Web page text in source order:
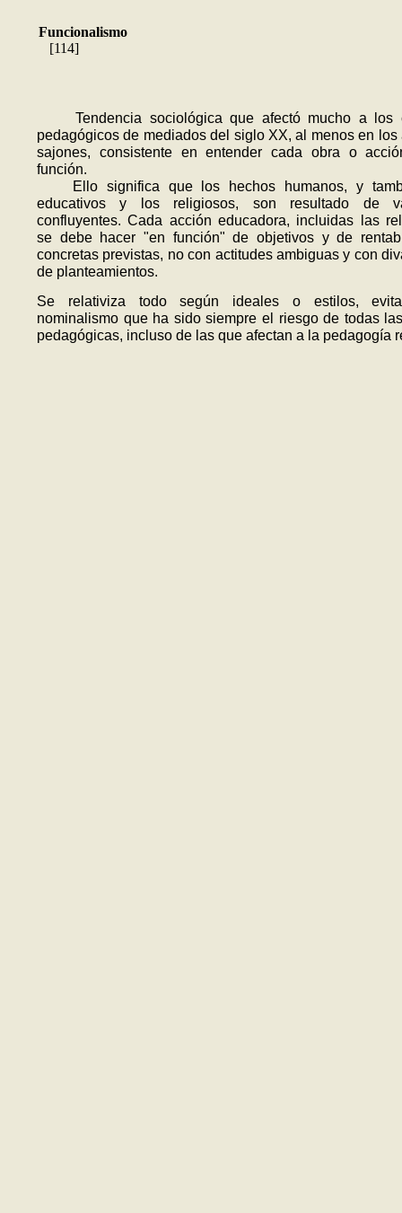
Funcionalismo
[114]
Tendencia sociológica que afectó mucho a los
pedagógicos de mediados del siglo XX, al menos en los
sajones, consistente en entender cada obra o
función.
Ello significa que los hechos humanos, y
educativos y los reli­giosos, son resultado de
confluyentes. Cada acción educadora, incluidas las
se debe hacer "en función" de objetivos y de
concretas previstas, no con actitu­des ambiguas y con
de planteamientos.
Se relativiza todo según ideales o estilos,
nominalismo que ha sido siempre el riesgo de todas
pedagógicas, incluso de las que afectan a la pedagogía